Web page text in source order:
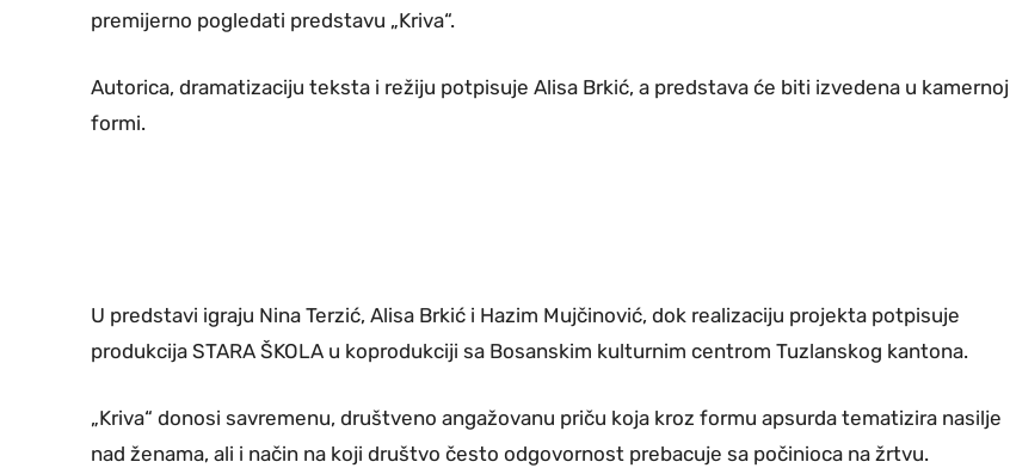
premijerno pogledati predstavu „Kriva“.
Autorica, dramatizaciju teksta i režiju potpisuje Alisa Brkić, a predstava će biti izvedena u kamernoj
formi.
U predstavi igraju Nina Terzić, Alisa Brkić i Hazim Mujčinović, dok realizaciju projekta potpisuje
produkcija STARA ŠKOLA u koprodukciji sa Bosanskim kulturnim centrom Tuzlanskog kantona.
„Kriva“ donosi savremenu, društveno angažovanu priču koja kroz formu apsurda tematizira nasilje
nad ženama, ali i način na koji društvo često odgovornost prebacuje sa počinioca na žrtvu.